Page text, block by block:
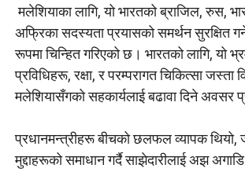
मलेशियाका लागि, यो भारतको ब्राजिल, रुस,
अफ्रिका सदस्यता प्रयासको समर्थन सुरक्षित
रूपमा चिन्हित गरिएको छ। भारतको लागि, यो
प्रविधिहरू, रक्षा, र परम्परागत चिकित्सा जस्ता
मलेशियासँगको सहकार्यलाई बढावा दिने अवसर
प्रधानमन्त्रीहरू बीचको छलफल व्यापक थियो,
मुद्दाहरूको समाधान गर्दै साझेदारीलाई अझ